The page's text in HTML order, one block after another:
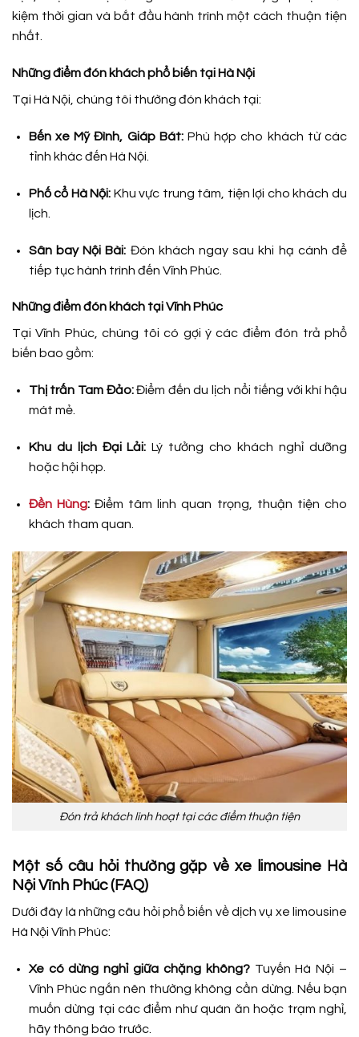
kiệm thời gian và bắt đầu hành trình một cách thuận tiện
nhất.
Những điểm đón khách phổ biến tại Hà Nội
Tại Hà Nội, chúng tôi thường đón khách tại:
Bến xe Mỹ Đình, Giáp Bát:Phù hợp cho khách từ các
tỉnh khác đến Hà Nội.
Phố cổ Hà Nội: Khu vực trung tâm, tiện lợi cho khách du
lịch.
Sân bay Nội Bài: Đón khách ngay sau khi hạ cánh để
tiếp tục hành trình đến Vĩnh Phúc.
Những điểm đón khách tại Vĩnh Phúc
Tại Vĩnh Phúc, chúng tôi có gợi ý các điểm đón trả phổ
biến bao gồm:
Thị trấn Tam Đảo:Điểm đến du lịch nổi tiếng với khí hậu
mát mẻ.
Khu du lịch Đại Lải: Lý tưởng cho khách nghỉ dưỡng
hoặc hội họp.
Đền Hùng:Điểm tâm linh quan trọng, thuận tiện cho
khách tham quan.
Đón trả khách linh hoạt tại các điểm thuận tiện
Một số câu hỏi thường gặp về xe limousine Hà
Nội Vĩnh Phúc (FAQ)
Dưới đây là những câu hỏi phổ biến về dịch vụ xe limousine
Hà Nội Vĩnh Phúc:
Xe có dừng nghỉ giữa chặng không?Tuyến Hà Nội –
Vĩnh Phúc ngắn nên thường không cần dừng. Nếu bạn
muốn dừng tại các điểm như quán ăn hoặc trạm nghỉ,
hãy thông báo trước.